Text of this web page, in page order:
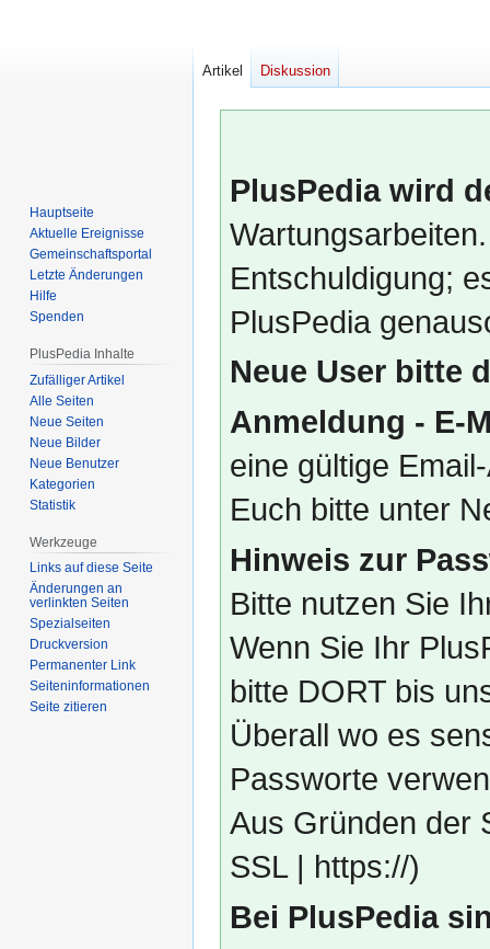
PlusPedia wird
Entschuldigung;
PlusPedia
Neue User bitte
Anmeldung - E-
eine gültige
Euch bitte unter
Hinweis zur
Bitte nutzen Sie
Wenn Sie Ihr
bitte DORT bis
Überall wo es
Passworte
Aus Gründen der
SSL | https://)
Bei PlusPedia
Artikel Diskussion
Hauptseite
Aktuelle Ereignisse
Gemeinschafts­portal
Letzte Änderungen
Hilfe
Spenden
PlusPedia Inhalte
Zufälliger Artikel
Alle Seiten
Neue Seiten
Neue Bilder
Neue Benutzer
Kategorien
Statistik
Werkzeuge
Links auf diese Seite
Änderungen an
verlinkten Seiten
Spezialseiten
Druckversion
Permanenter Link
Seiten­­informationen
Seite zitieren